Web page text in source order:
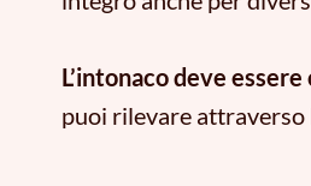
L’intonaco deve
puoi rilevare attraverso